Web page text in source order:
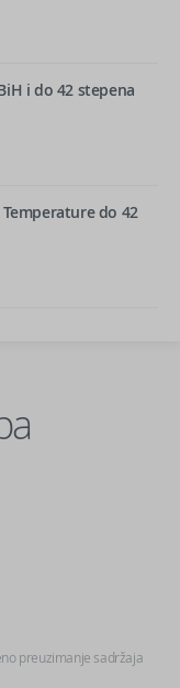
i do 42 stepena
do 42
preuzimanje sadržaja